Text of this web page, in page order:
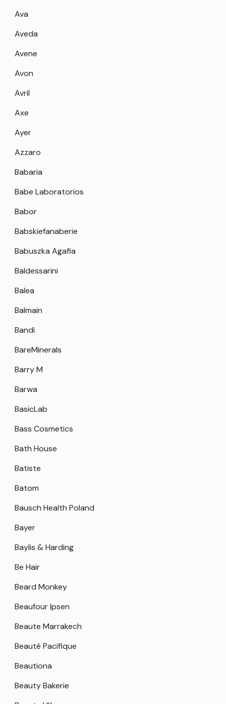
Ava
Aveda
Avene
Avon
Avril
Axe
Ayer
Azzaro
Babaria
Babe Laboratorios
Babor
Babskiefanaberie
Babuszka Agafia
Baldessarini
Balea
Balmain
Bandi
BareMinerals
Barry M
Barwa
BasicLab
Bass Cosmetics
Bath House
Batiste
Batom
Bausch Health Poland
Bayer
Baylis & Harding
Be Hair
Beard Monkey
Beaufour Ipsen
Beaute Marrakech
Beauté Pacifique
Beautiona
Beauty Bakerie